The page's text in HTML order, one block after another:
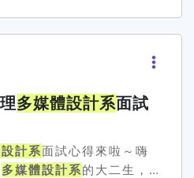
學生夢想的起飛點，透過
與優渥的獎助學金制度，
情、對未來有憧憬的青年
世界裡揮灑色彩，成就非
體設計系】
紀錄。 需提供 課程學習表
興趣與專業基礎。(2) 實
資料，展現創作與技術能
計類相關證照
、攝影證照等）。
參考
多媒體設計系面試
計系面試心得來啦～嗨
多媒體設計系的大二生，來